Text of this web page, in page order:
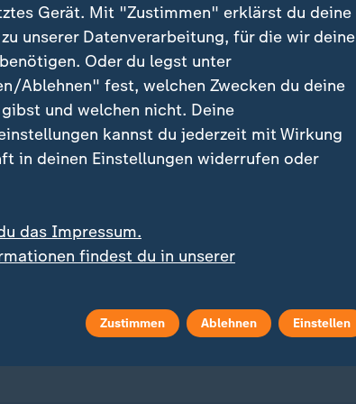
Videos
ZDFheute Update
Facebook Messenger
Gerät. Mit "Zustimmen" erklärst du deine
unserer Datenverarbeitung, für die wir deine
Oder du legst unter
Ablehnen" fest, welchen Zwecken du deine
und welchen nicht. Deine
kannst du jederzeit mit Wirkung
in deinen Einstellungen widerrufen oder
das Impressum.
findest du in unserer
Zustimmen Ablehnen Einstellen